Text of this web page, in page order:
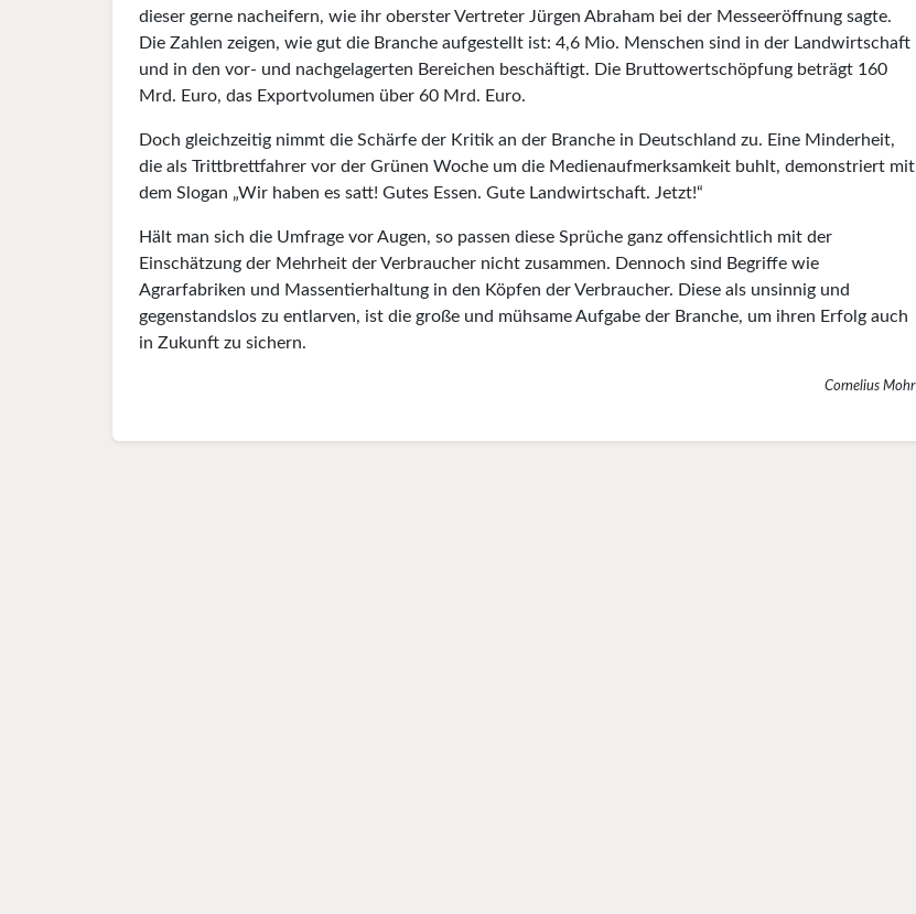
dieser gerne nacheifern, wie ihr oberster Vertreter Jürgen Abraham bei der Messeeröffnung sagte.
Die Zahlen zeigen, wie gut die Branche aufgestellt ist: 4,6 Mio. Menschen sind in der Landwirtschaft
und in den vor- und nachgelagerten Bereichen beschäftigt. Die Bruttowertschöpfung beträgt 160
Mrd. Euro, das Exportvolumen über 60 Mrd. Euro.
Doch gleichzeitig nimmt die Schärfe der Kritik an der Branche in Deutschland zu. Eine Minderheit,
die als Trittbrettfahrer vor der Grünen Woche um die Medienaufmerksamkeit buhlt, demonstriert mit
dem Slogan „Wir haben es satt! Gutes Essen. Gute Landwirtschaft. Jetzt!“
Hält man sich die Umfrage vor Augen, so passen diese Sprüche ganz offensichtlich mit der
Einschätzung der Mehrheit der Verbraucher nicht zusammen. Dennoch sind Begriffe wie
Agrarfabriken und Massentierhaltung in den Köpfen der Verbraucher. Diese als unsinnig und
gegenstandslos zu entlarven, ist die große und mühsame Aufgabe der Branche, um ihren Erfolg auch
in Zukunft zu sichern.
Cornelius Mohr